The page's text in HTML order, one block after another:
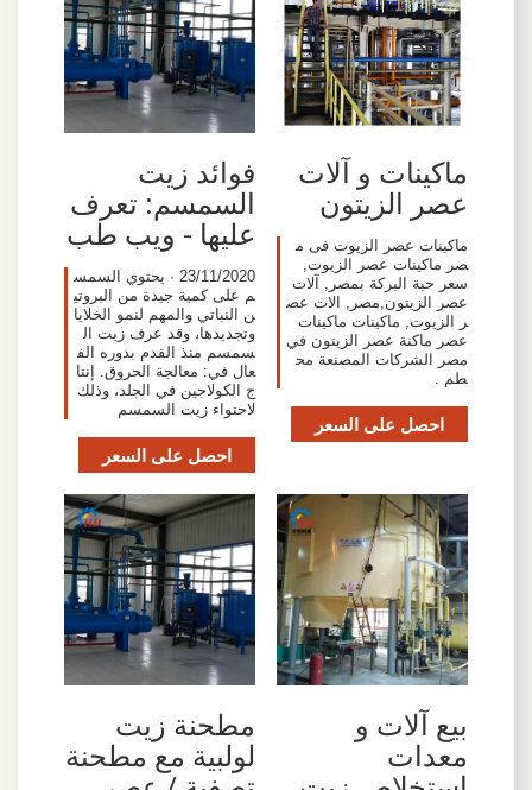
ماكينات و آلات
عصر الزيتون
ماكينات عصر الزيوت فى م
صر ماكينات عصر الزيوت,
سعر حبة البركة بمصر, آلات
عصر الزيتون,مصر, الات عص
ر الزيوت, ماكينات ماكينات
عصر ماكنة عصر الزيتون في
مصر الشركات المصنعة مح
طم .
احصل على السعر
فوائد زيت
السمسم: تعرف
عليها - ويب طب
23/11/2020 · يحتوي السمس
م على كمية جيدة من البروتي
ن النباتي والمهم لنمو الخلايا
وتجديدها، وقد عرف زيت ال
سمسم منذ القدم بدوره الف
عال في: معالجة الحروق. إنتا
ج الكولاجين في الجلد، وذلك
لاحتواء زيت السمسم
احصل على السعر
‫بيع آلات و
معدات
مطحنة زيت
لولبية مع مطحنة